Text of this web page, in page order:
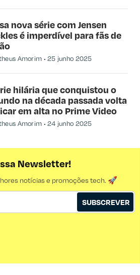
nova série com Jensen
é imperdível para fãs de
Amorim 25 junho 2025
hilária que conquistou o
na década passada volta
em alta no Prime Video
Amorim 24 junho 2025
Newsletter!
notícias e promoções tech. 🚀
SUBSCREVER